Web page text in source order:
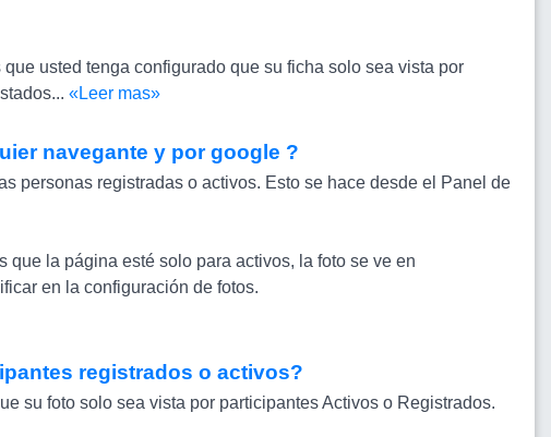
usted tenga configurado que su ficha solo sea vista por
«Leer mas»
navegante y por google ?
personas registradas o activos. Esto se hace desde el Panel de
la página esté solo para activos, la foto se ve en
en la configuración de fotos.
registrados o activos?
su foto solo sea vista por participantes Activos o Registrados.